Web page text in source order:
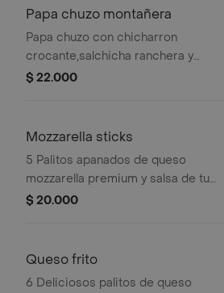
Papa chuzo montañera
Papa chuzo con chicharron
crocante,salchicha ranchera y
huevitos de codorniz salsas de la
$ 22.000
Mozzarella sticks
5 Palitos apanados de queso
mozzarella premium y salsa de tu
elección
$ 20.000
Queso frito
6 Deliciosos palitos de queso